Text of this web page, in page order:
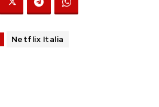
Netflix Italia